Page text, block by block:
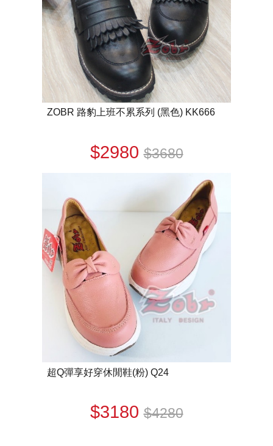
ZOBR 路豹上班不累系列 (黑色) KK666
$2980$3680
超Q彈享好穿休閒鞋(粉) Q24
$3180$4280